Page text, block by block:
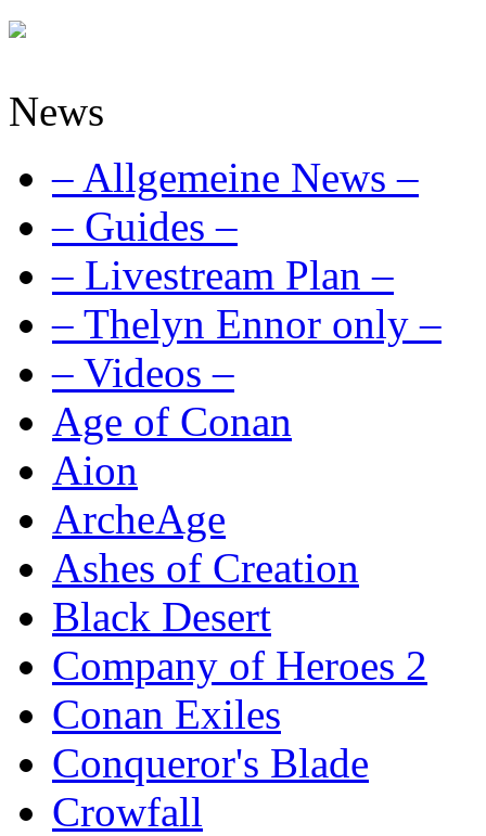
News
– Allgemeine News –
– Guides –
– Livestream Plan –
– Thelyn Ennor only –
– Videos –
Age of Conan
Aion
ArcheAge
Ashes of Creation
Black Desert
Company of Heroes 2
Conan Exiles
Conqueror's Blade
Crowfall